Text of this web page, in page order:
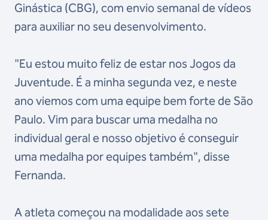
Ginástica (CBG), com envio semanal de vídeos
para auxiliar no seu desenvolvimento.
"Eu estou muito feliz de estar nos Jogos da
Juventude. É a minha segunda vez, e neste
ano viemos com uma equipe bem forte de São
Paulo. Vim para buscar uma medalha no
individual geral e nosso objetivo é conseguir
uma medalha por equipes também", disse
Fernanda.
A atleta começou na modalidade aos sete